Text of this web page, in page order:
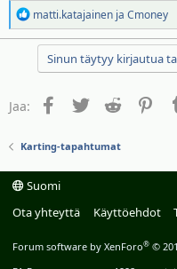
R
e
a
:
matti.katajainen ja Cmoney
Sinun täytyy kirjautua
Jaa: Facebook
TwitterReddit
Karting-tapahtumat
Suomi
Ota yhteyttä
Käyttöehdot
Forum software by XenForo® ©